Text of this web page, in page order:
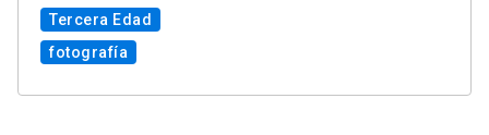
Tercera Edad
fotografía